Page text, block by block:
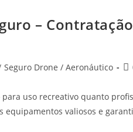
– Contratação
Seguro Drone / Aeronáutico
uso recreativo quanto
equipamentos valiosos e